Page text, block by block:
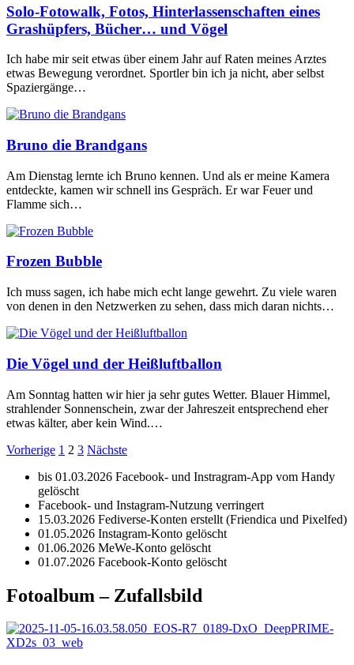
Solo-Fotowalk, Fotos, Hinterlassenschaften eines
Grashüpfers, Bücher… und Vögel
Ich habe mir seit etwas über einem Jahr auf Raten meines Arztes
etwas Bewegung verordnet. Sportler bin ich ja nicht, aber selbst
Spaziergänge…
Bruno die Brandgans
Am Dienstag lernte ich Bruno kennen. Und als er meine Kamera
entdeckte, kamen wir schnell ins Gespräch. Er war Feuer und
Flamme sich…
Frozen Bubble
Ich muss sagen, ich habe mich echt lange gewehrt. Zu viele waren
von denen in den Netzwerken zu sehen, dass mich daran nichts…
Die Vögel und der Heißluftballon
Am Sonntag hatten wir hier ja sehr gutes Wetter. Blauer Himmel,
strahlender Sonnenschein, zwar der Jahreszeit entsprechend eher
etwas kälter, aber kein Wind.…
Seitennummerierung
der
Beiträge
Vorherige 1 2 3 Nächste
bis 01.03.2026 Facebook- und Instragram-App vom Handy
gelöscht
Facebook- und Instagram-Nutzung verringert
15.03.2026 Fediverse-Konten erstellt (Friendica und Pixelfed)
01.05.2026 Instagram-Konto gelöscht
01.06.2026 MeWe-Konto gelöscht
01.07.2026 Facebook-Konto gelöscht
Fotoalbum – Zufallsbild